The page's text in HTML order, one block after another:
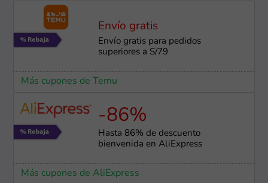
Envío gratis
Envío gratis para pedidos
superiores a S/79
Más cupones de Temu
-86%
Hasta 86% de descuento
bienvenida en AliExpress
Más cupones de AliExpress